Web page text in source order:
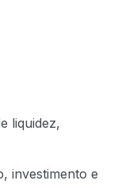
liquidez,
investimento e